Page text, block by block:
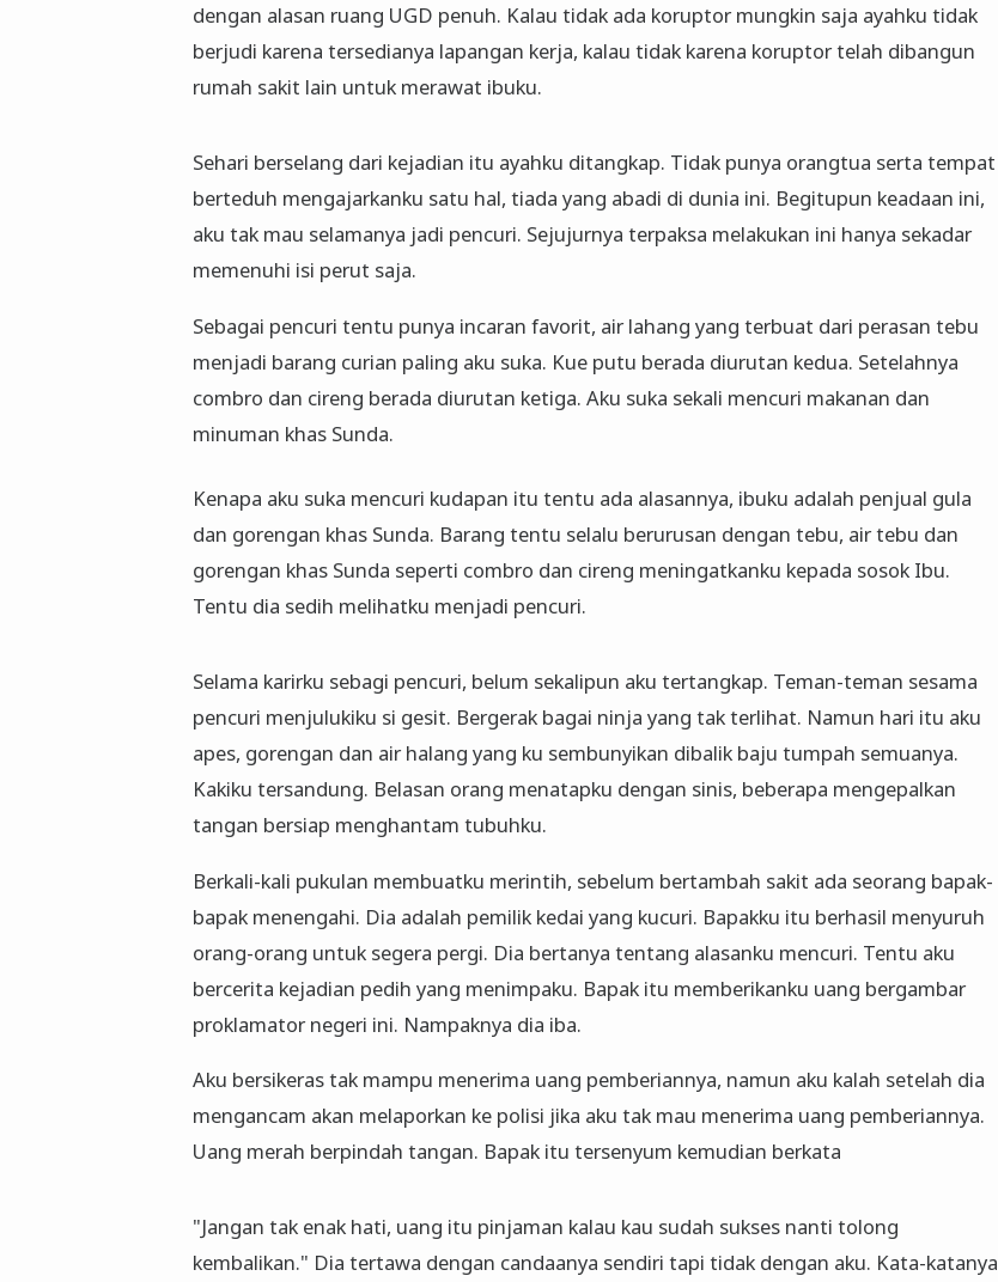
dengan alasan ruang UGD penuh. Kalau tidak ada koruptor mungkin saja ayahku tidak
berjudi karena tersedianya lapangan kerja, kalau tidak karena koruptor telah dibangun
rumah sakit lain untuk merawat ibuku.
Sehari berselang dari kejadian itu ayahku ditangkap. Tidak punya orangtua serta tempat
berteduh mengajarkanku satu hal, tiada yang abadi di dunia ini. Begitupun keadaan ini,
aku tak mau selamanya jadi pencuri. Sejujurnya terpaksa melakukan ini hanya sekadar
memenuhi isi perut saja.
Sebagai pencuri tentu punya incaran favorit, air lahang yang terbuat dari perasan tebu
menjadi barang curian paling aku suka. Kue putu berada diurutan kedua. Setelahnya
combro dan cireng berada diurutan ketiga. Aku suka sekali mencuri makanan dan
minuman khas Sunda.
Kenapa aku suka mencuri kudapan itu tentu ada alasannya, ibuku adalah penjual gula
dan gorengan khas Sunda. Barang tentu selalu berurusan dengan tebu, air tebu dan
gorengan khas Sunda seperti combro dan cireng meningatkanku kepada sosok Ibu.
Tentu dia sedih melihatku menjadi pencuri.
Selama karirku sebagi pencuri, belum sekalipun aku tertangkap. Teman-teman sesama
pencuri menjulukiku si gesit. Bergerak bagai ninja yang tak terlihat. Namun hari itu aku
apes, gorengan dan air halang yang ku sembunyikan dibalik baju tumpah semuanya.
Kakiku tersandung. Belasan orang menatapku dengan sinis, beberapa mengepalkan
tangan bersiap menghantam tubuhku.
Berkali-kali pukulan membuatku merintih, sebelum bertambah sakit ada seorang bapak-
bapak menengahi. Dia adalah pemilik kedai yang kucuri. Bapakku itu berhasil menyuruh
orang-orang untuk segera pergi. Dia bertanya tentang alasanku mencuri. Tentu aku
bercerita kejadian pedih yang menimpaku. Bapak itu memberikanku uang bergambar
proklamator negeri ini. Nampaknya dia iba.
Aku bersikeras tak mampu menerima uang pemberiannya, namun aku kalah setelah dia
mengancam akan melaporkan ke polisi jika aku tak mau menerima uang pemberiannya.
Uang merah berpindah tangan. Bapak itu tersenyum kemudian berkata
"Jangan tak enak hati, uang itu pinjaman kalau kau sudah sukses nanti tolong
kembalikan." Dia tertawa dengan candaanya sendiri tapi tidak dengan aku. Kata-katanya